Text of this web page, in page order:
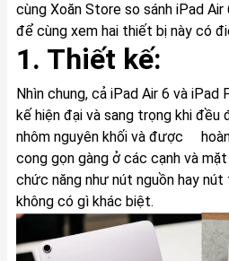
cùng Xoăn Store so sánh iPad
để cùng xem hai thiết bị này có
1. Thiết kế:
Nhìn chung, cả iPad Air 6 và
kế hiện đại và sang trọng khi đều
nhôm nguyên khối và được
cong gọn gàng ở các cạnh và
chức năng như nút nguồn hay
không có gì khác biệt.